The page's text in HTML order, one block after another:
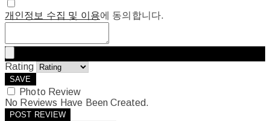
개인정보 수집 및 이용에 동의합니다.
Rating
SAVE
Photo Review
No Reviews Have Been Created.
POST REVIEW